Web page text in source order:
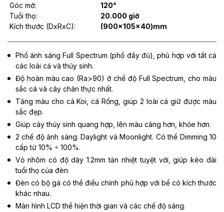
Góc mở:
120°
Tuổi thọ:
20.000 giờ
Kích thước (DxRxC):
(900x105x40)mm
Phổ ánh sáng Full Spectrum (phổ đầy đủ), phù hợp với tất cả
các loài cá và thủy sinh.
Độ hoàn màu cao (Ra>90) ở chế độ Full Spectrum, cho màu
sắc cá và cây chân thực nhất.
Tăng màu cho cá Koi, cá Rồng, giúp 2 loài cá giữ được màu
sắc đẹp.
Giúp cây thủy sinh quang hợp, lên màu căng hơn, khỏe hơn.
2 chế độ ánh sáng: Daylight và Moonlight. Có thể Dimming 10
cấp từ 10% ÷ 100%.
Vỏ nhôm có độ dày 1.2mm tản nhiệt tuyệt vời, giúp kéo dài
tuổi thọ của đèn.
Đèn có bộ gá có thể điều chỉnh phù hợp với bể có kích thước
khác nhau.
Màn hình LCD thể hiện thời gian và các chế độ sáng.